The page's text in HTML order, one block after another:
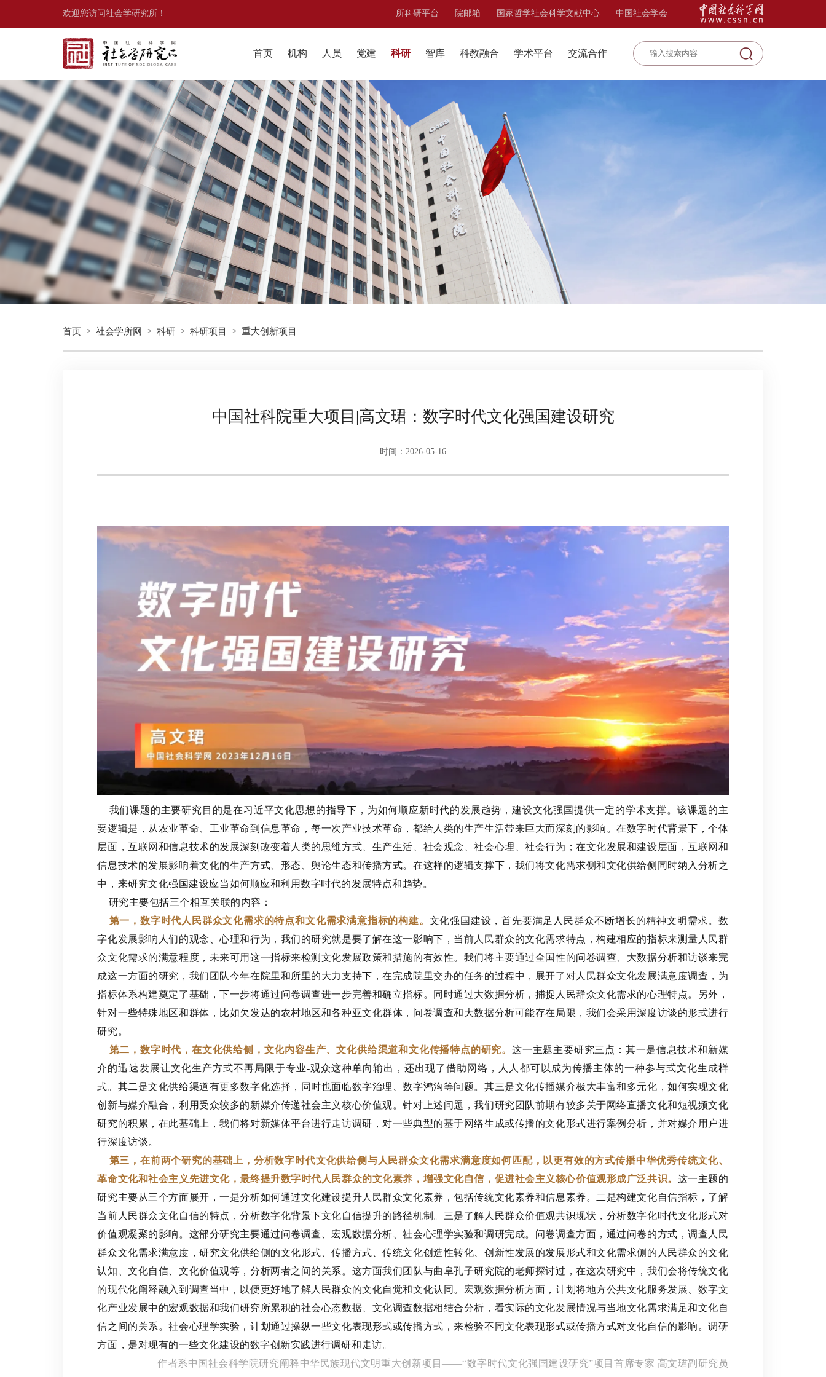
欢迎您访问社会学研究所！ 所科研平台 院邮箱 国家哲学社会科学文献中心 中国社会学会
首页 机构 人员 党建 科研 智库 科教融合 学术平台 交流合作
首页 > 社会学所网 > 科研 > 科研项目 > 重大创新项目
中国社科院重大项目|高文珺：数字时代文化强国建设研究
时间：2026-05-16
我们课题的主要研究目的是在习近平文化思想的指导下，为如何顺应新时代的发展趋势，建设文化强国提供一定的学术支撑。该课题的主
要逻辑是，从农业革命、工业革命到信息革命，每一次产业技术革命，都给人类的生产生活带来巨大而深刻的影响。在数字时代背景下，个体
层面，互联网和信息技术的发展深刻改变着人类的思维方式、生产生活、社会观念、社会心理、社会行为；在文化发展和建设层面，互联网和
信息技术的发展影响着文化的生产方式、形态、舆论生态和传播方式。在这样的逻辑支撑下，我们将文化需求侧和文化供给侧同时纳入分析之
中，来研究文化强国建设应当如何顺应和利用数字时代的发展特点和趋势。
研究主要包括三个相互关联的内容：
第一，数字时代人民群众文化需求的特点和文化需求满意指标的构建。 文化强国建设，首先要满足人民群众不断增长的精神文明需求。数
字化发展影响人们的观念、心理和行为，我们的研究就是要了解在这一影响下，当前人民群众的文化需求特点，构建相应的指标来测量人民群
众文化需求的满意程度，未来可用这一指标来检测文化发展政策和措施的有效性。我们将主要通过全国性的问卷调查、大数据分析和访谈来完
成这一方面的研究，我们团队今年在院里和所里的大力支持下，在完成院里交办的任务的过程中，展开了对人民群众文化发展满意度调查，为
指标体系构建奠定了基础，下一步将通过问卷调查进一步完善和确立指标。同时通过大数据分析，捕捉人民群众文化需求的心理特点。另外，
针对一些特殊地区和群体，比如欠发达的农村地区和各种亚文化群体，问卷调查和大数据分析可能存在局限，我们会采用深度访谈的形式进行
研究。
第二，数字时代，在文化供给侧，文化内容生产、文化供给渠道和文化传播特点的研究。 这一主题主要研究三点：其一是信息技术和新媒
介的迅速发展让文化生产方式不再局限于专业-观众这种单向输出，还出现了借助网络，人人都可以成为传播主体的一种参与式文化生成样
式。其二是文化供给渠道有更多数字化选择，同时也面临数字治理、数字鸿沟等问题。其三是文化传播媒介极大丰富和多元化，如何实现文化
创新与媒介融合，利用受众较多的新媒介传递社会主义核心价值观。针对上述问题，我们研究团队前期有较多关于网络直播文化和短视频文化
研究的积累，在此基础上，我们将对新媒体平台进行走访调研，对一些典型的基于网络生成或传播的文化形式进行案例分析，并对媒介用户进
行深度访谈。
第三，在前两个研究的基础上，分析数字时代文化供给侧与人民群众文化需求满意度如何匹配，以更有效的方式传播中华优秀传统文化、
革命文化和社会主义先进文化，最终提升数字时代人民群众的文化素养，增强文化自信，促进社会主义核心价值观形成广泛共识。 这一主题的
研究主要从三个方面展开，一是分析如何通过文化建设提升人民群众文化素养，包括传统文化素养和信息素养。二是构建文化自信指标，了解
当前人民群众文化自信的特点，分析数字化背景下文化自信提升的路径机制。三是了解人民群众价值观共识现状，分析数字化时代文化形式对
价值观凝聚的影响。这部分研究主要通过问卷调查、宏观数据分析、社会心理学实验和调研完成。问卷调查方面，通过问卷的方式，调查人民
群众文化需求满意度，研究文化供给侧的文化形式、传播方式、传统文化创造性转化、创新性发展的发展形式和文化需求侧的人民群众的文化
认知、文化自信、文化价值观等，分析两者之间的关系。这方面我们团队与曲阜孔子研究院的老师探讨过，在这次研究中，我们会将传统文化
的现代化阐释融入到调查当中，以便更好地了解人民群众的文化自觉和文化认同。宏观数据分析方面，计划将地方公共文化服务发展、数字文
化产业发展中的宏观数据和我们研究所累积的社会心态数据、文化调查数据相结合分析，看实际的文化发展情况与当地文化需求满足和文化自
信之间的关系。社会心理学实验，计划通过操纵一些文化表现形式或传播方式，来检验不同文化表现形式或传播方式对文化自信的影响。调研
方面，是对现有的一些文化建设的数字创新实践进行调研和走访。
作者系中国社会科学院研究阐释中华民族现代文明重大创新项目——“数字时代文化强国建设研究”项目首席专家 高文珺副研究员